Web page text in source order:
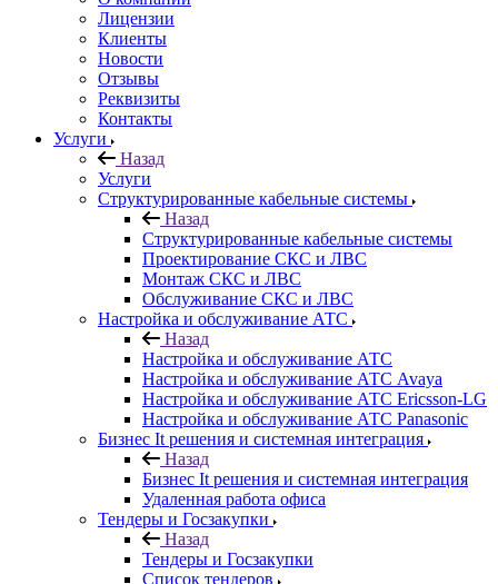
Лицензии
Клиенты
Новости
Отзывы
Реквизиты
Контакты
Услуги
Назад
Услуги
Структурированные кабельные системы
Назад
Структурированные кабельные системы
Проектирование СКС и ЛВС
Монтаж СКС и ЛВС
Обслуживание СКС и ЛВС
Настройка и обслуживание АТС
Назад
Настройка и обслуживание АТС
Настройка и обслуживание АТС Avaya
Настройка и обслуживание АТС Ericsson-LG
Настройка и обслуживание АТС Panasonic
Бизнес It решения и системная интеграция
Назад
Бизнес It решения и системная интеграция
Удаленная работа офиса
Тендеры и Госзакупки
Назад
Тендеры и Госзакупки
Список тендеров